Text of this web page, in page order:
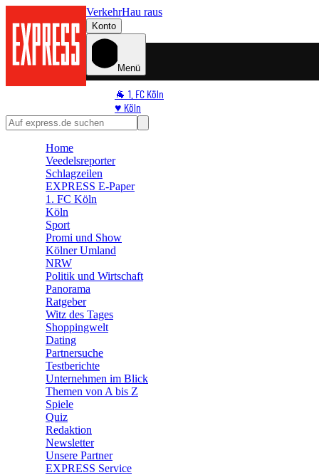
VerkehrHau raus
Konto
Menü
🐐 1. FC Köln
♥️ Köln
⭐ Promi
🛒 Shoppingwelt
Home
Veedelsreporter
Schlagzeilen
EXPRESS E-Paper
1. FC Köln
Köln
Sport
Promi und Show
Kölner Umland
NRW
Politik und Wirtschaft
Panorama
Ratgeber
Witz des Tages
Shoppingwelt
Dating
Partnersuche
Testberichte
Unternehmen im Blick
Themen von A bis Z
Spiele
Quiz
Redaktion
Newsletter
Unsere Partner
EXPRESS Service